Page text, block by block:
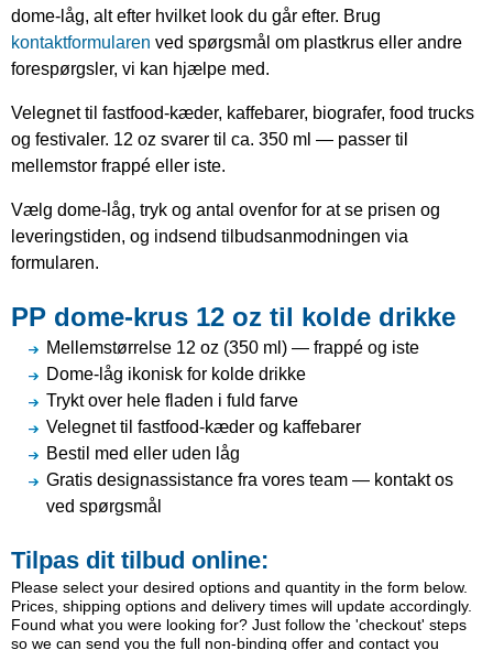
dome-låg, alt efter hvilket look du går efter. Brug
kontaktformularen ved spørgsmål om plastkrus eller andre
forespørgsler, vi kan hjælpe med.
Velegnet til fastfood-kæder, kaffebarer, biografer, food trucks
og festivaler. 12 oz svarer til ca. 350 ml — passer til
mellemstor frappé eller iste.
Vælg dome-låg, tryk og antal ovenfor for at se prisen og
leveringstiden, og indsend tilbudsanmodningen via
formularen.
PP dome-krus 12 oz til kolde drikke
Mellemstørrelse 12 oz (350 ml) — frappé og iste
Dome-låg ikonisk for kolde drikke
Trykt over hele fladen i fuld farve
Velegnet til fastfood-kæder og kaffebarer
Bestil med eller uden låg
Gratis designassistance fra vores team — kontakt os
ved spørgsmål
Tilpas dit tilbud online:
Please select your desired options and quantity in the form below.
Prices, shipping options and delivery times will update accordingly.
Found what you were looking for? Just follow the 'checkout' steps
so we can send you the full non-binding offer and contact you